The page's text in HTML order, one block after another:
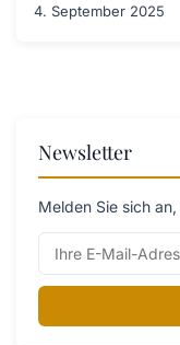
4. September 2025
Newsletter
Melden Sie sich